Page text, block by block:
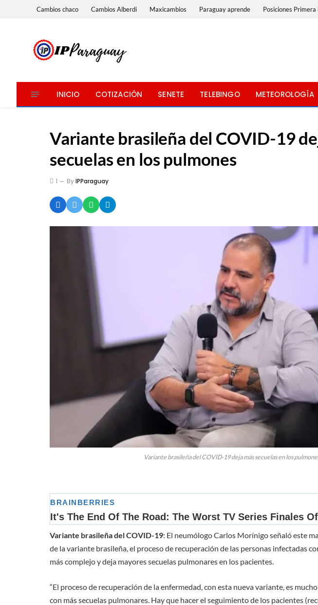
Cambios chaco Cambios Alberdi Maxicambios Paraguay aprende Posiciones
INICIO COTIZACIÓN SENETE TELEBINGO METEOROLOGÍA
Variante brasileña del COVID-19
secuelas en los pulmones
1 ByIPParaguay
Variante brasileña del COVID-19 deja más secuelas en los
Variante brasileña del COVID-19: El neumólogo Carlos Morínigo señaló este
de la variante brasileña, el proceso de recuperación de las personas infectadas
más complejo y deja mayores secuelas pulmonares en los pacientes.
“El proceso de recuperación de la enfermedad, con esta nueva variante, es
con más secuelas pulmonares. Hay que hacer el seguimiento de los pacientes